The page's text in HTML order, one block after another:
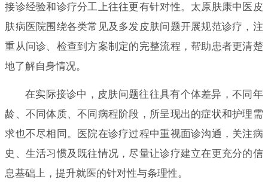
接诊经验和诊疗分工上往往更有针对性。太原肤康中医皮
肤病医院围绕各类常见及多发皮肤问题开展规范诊疗，注
重从问诊、检查到方案制定的完整流程，帮助患者更清楚
地了解自身情况。
在实际接诊中，皮肤问题往往具有个体差异，不同年
龄、不同体质、不同病程阶段，所呈现出的症状和护理需
求也不尽相同。医院在诊疗过程中重视面诊沟通，关注病
史、生活习惯及既往情况，尽量让诊疗建立在更充分的信
息基础上，提升就医的针对性与条理性。